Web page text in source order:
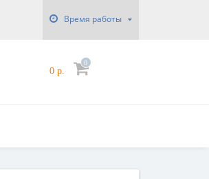
Время работы
0 р.
0